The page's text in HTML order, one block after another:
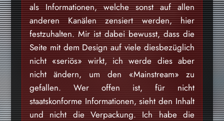
als Informationen, welche sonst auf allen
anderen Kanälen zensiert werden, hier
festzuhalten. Mir ist dabei bewusst, dass die
Seite mit dem Design auf viele diesbezüglich
nicht «seriös» wirkt, ich werde dies aber
nicht ändern, um den «Mainstream» zu
gefallen. Wer offen ist, für nicht
staatskonforme Informationen, sieht den Inhalt
und nicht die Verpackung. Ich habe die